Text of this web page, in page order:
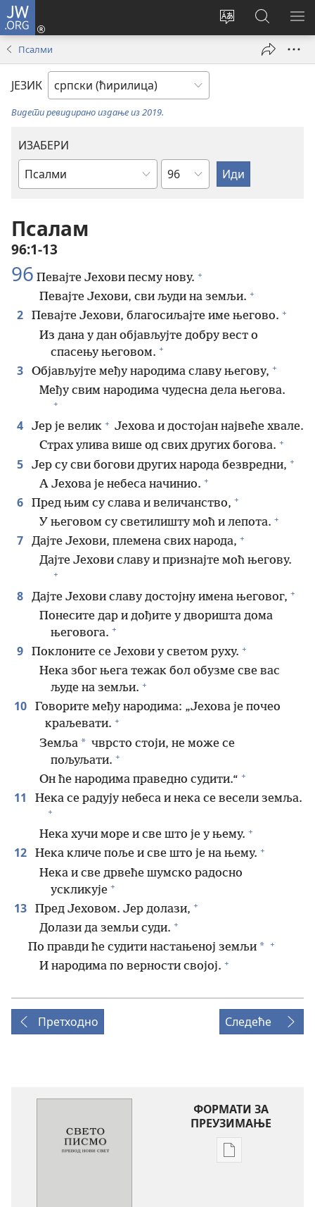
JW.ORG
Промени
Пријава
(отвара
Претрага
сајта
JW.ORG
Псалми
ЈЕЗИК
Видети ревидирано издање из 2019.
ИЗАБЕРИ
Библијска
Поглавље
Псалам
96:1-13
96 Певајте Јехови песму нову. +
Певајте Јехови, сви људи на земљи. +
2 Певајте Јехови, благосиљајте име његово. +
Из дана у дан објављујте добру вест о
спасењу његовом. +
3 Објављујте међу народима славу његову, +
Међу свим народима чудесна дела његова.
+
4 Јер је велик + Јехова и достојан највеће хвале.
Страх улива више од свих других богова. +
5 Јер су сви богови других народа безвредни, +
А Јехова је небеса начинио. +
6 Пред њим су слава и величанство, +
У његовом су светилишту моћ и лепота. +
7 Дајте Јехови, племена свих народа, +
Дајте Јехови славу и признајте моћ његову.
+
8 Дајте Јехови славу достојну имена његовог, +
Понесите дар и дођите у дворишта дома
његовога. +
9 Поклоните се Јехови у светом руху. +
Нека због њега тежак бол обузме све вас
људе на земљи. +
10
Говорите међу народима: „Јехова је почео
краљевати. +
Земља * чврсто стоји, не може се
пољуљати. +
Он ће народима праведно судити.“ +
11 Нека се радују небеса и нека се весели земља.
+
Нека хучи море и све што је у њему. +
12 Нека кличе поље и све што је на њему. +
Нека и све дрвеће шумско радосно
ускликује +
13 Пред Јеховом. Јер долази, +
Долази да земљи суди. +
По правди ће судити настањеној земљи * +
И народима по верности својој. +
Претходно Следеће
ФОРМАТИ ЗА
ПРЕУЗИМАЊЕ
Формати